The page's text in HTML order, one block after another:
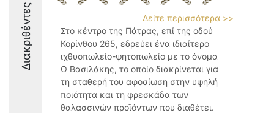
Διακριθέντες
Δείτε περισσότερα >>
Στο κέντρο της Πάτρας, επί της οδού
Κορίνθου 265, εδρεύει ένα ιδιαίτερο
ιχθυοπωλείο-ψητοπωλείο με το όνομα
Ο Βασιλάκης, το οποίο διακρίνεται για
τη σταθερή του αφοσίωση στην υψηλή
ποιότητα και τη φρεσκάδα των
θαλασσινών προϊόντων που διαθέτει.